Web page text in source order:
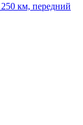
250 км, передний